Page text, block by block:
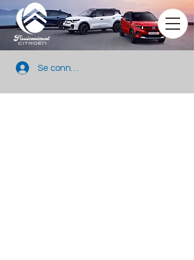
Se connecter